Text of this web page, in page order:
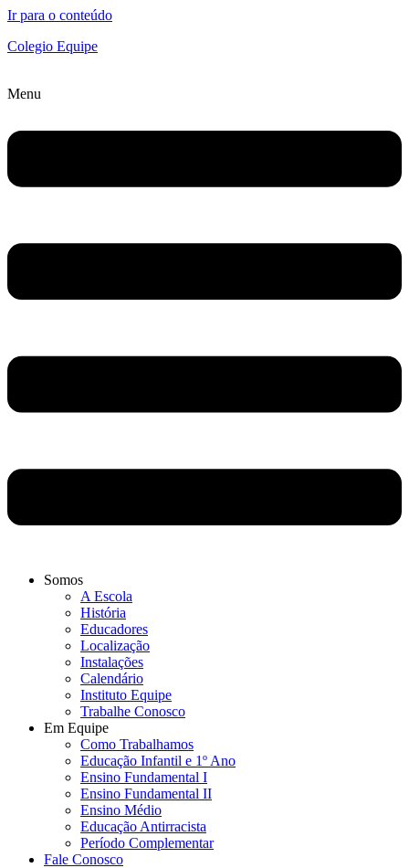
Ir para o conteúdo
Colegio Equipe
Menu
Somos
A Escola
História
Educadores
Localização
Instalações
Calendário
Instituto Equipe
Trabalhe Conosco
Em Equipe
Como Trabalhamos
Educação Infantil e 1º Ano
Ensino Fundamental I
Ensino Fundamental II
Ensino Médio
Educação Antirracista
Período Complementar
Fale Conosco